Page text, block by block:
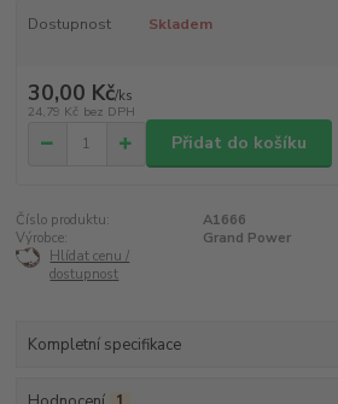
Dostupnost Skladem
30,00 Kč/ks
24,79 Kč bez DPH
Přidat do košíku
Číslo produktu:
A1666
Výrobce:
Grand Power
Hlídat cenu /
dostupnost
Kompletní specifikace